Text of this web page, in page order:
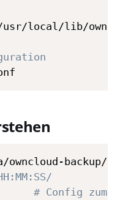
/usr/local/lib/
# Config zum